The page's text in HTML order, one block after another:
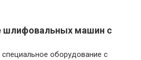
шлифовальных машин с
оборудование с